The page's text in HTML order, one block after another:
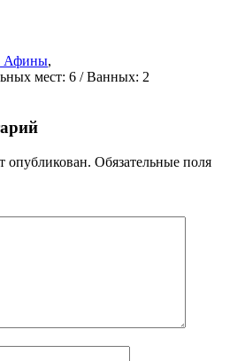
Афины,
мест: 6 /Ванных: 2
опубликован. Обязательные поля